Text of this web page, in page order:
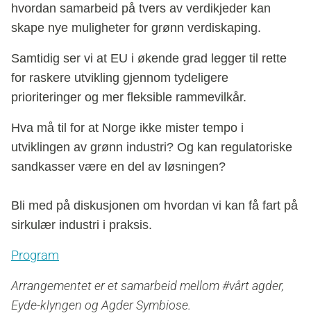
hvordan samarbeid på tvers av verdikjeder kan
skape nye muligheter for grønn verdiskaping.
Samtidig ser vi at EU i økende grad legger til rette
for raskere utvikling gjennom tydeligere
prioriteringer og mer fleksible rammevilkår.
Hva må til for at Norge ikke mister tempo i
utviklingen av grønn industri? Og kan regulatoriske
sandkasser være en del av løsningen?
Bli med på diskusjonen om hvordan vi kan få fart på
sirkulær industri i praksis.
Program
Arrangementet er et samarbeid mellom #vårt agder,
Eyde-klyngen og Agder Symbiose.